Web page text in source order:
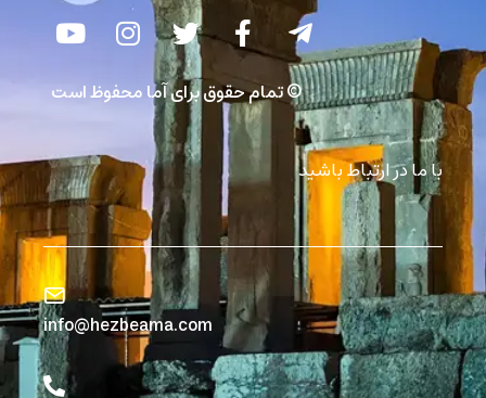
© تمام حقوق برای آما محفوظ است
با ما در ارتباط باشید
info@hezbeama.com